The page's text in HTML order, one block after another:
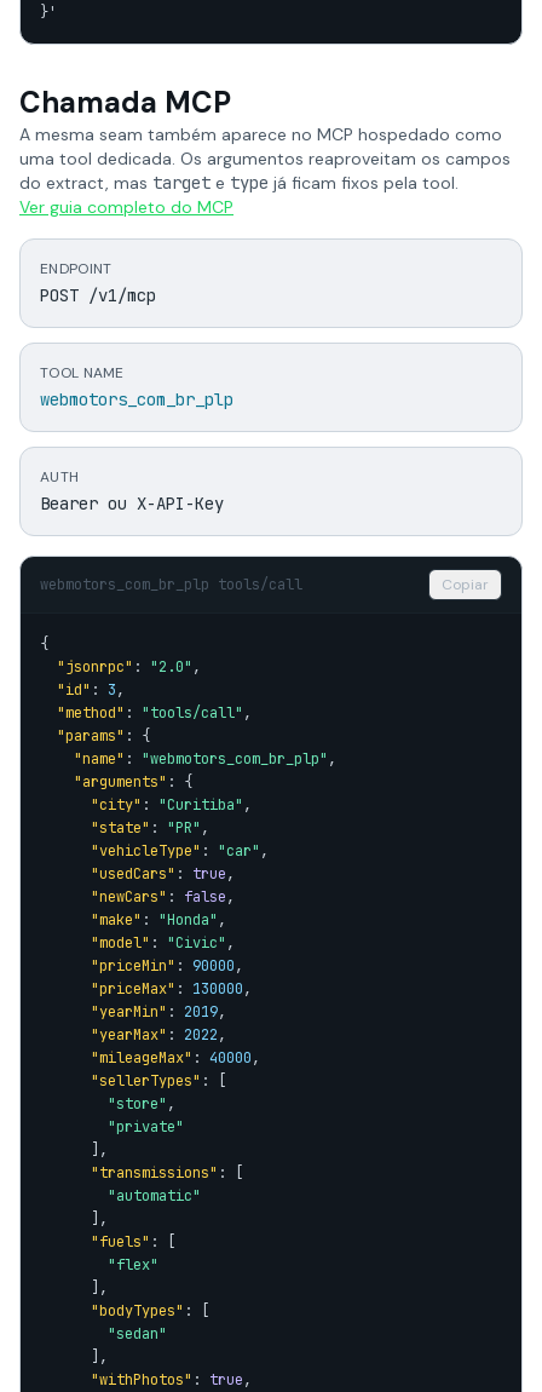
}'
Chamada MCP
A mesma seam também aparece no MCP hospedado como
uma tool dedicada. Os argumentos reaproveitam os campos
do extract, mas target e type já ficam fixos pela tool.
Ver guia completo do MCP
ENDPOINT
POST /v1/mcp
TOOL NAME
webmotors_com_br_plp
AUTH
Bearer ou X-API-Key
webmotors_com_br_plp tools/call Copiar
{
"jsonrpc" : "2.0" ,
"id" : 3,
"method" : "tools/call" ,
"params" : {
"name" : "webmotors_com_br_plp" ,
"arguments" : {
"city" : "Curitiba" ,
"state" : "PR" ,
"vehicleType" : "car" ,
"usedCars" : true,
"newCars" : false,
"make" : "Honda" ,
"model" : "Civic" ,
"priceMin" : 90000,
"priceMax" : 130000,
"yearMin" : 2019,
"yearMax" : 2022,
"mileageMax" : 40000,
"sellerTypes" : [
"store" ,
"private"
      ],
"transmissions" : [
"automatic"
      ],
"fuels" : [
"flex"
      ],
"bodyTypes" : [
"sedan"
      ],
"withPhotos" : true,